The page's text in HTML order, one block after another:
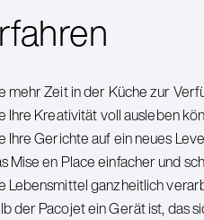
mehr Zeit in der Küche zur
Ihre Kreativität voll ausleben
Ihre Gerichte auf ein neues
Mise en Place einfacher und
Lebensmittel ganzheitlich
der Pacojet ein Gerät ist, das